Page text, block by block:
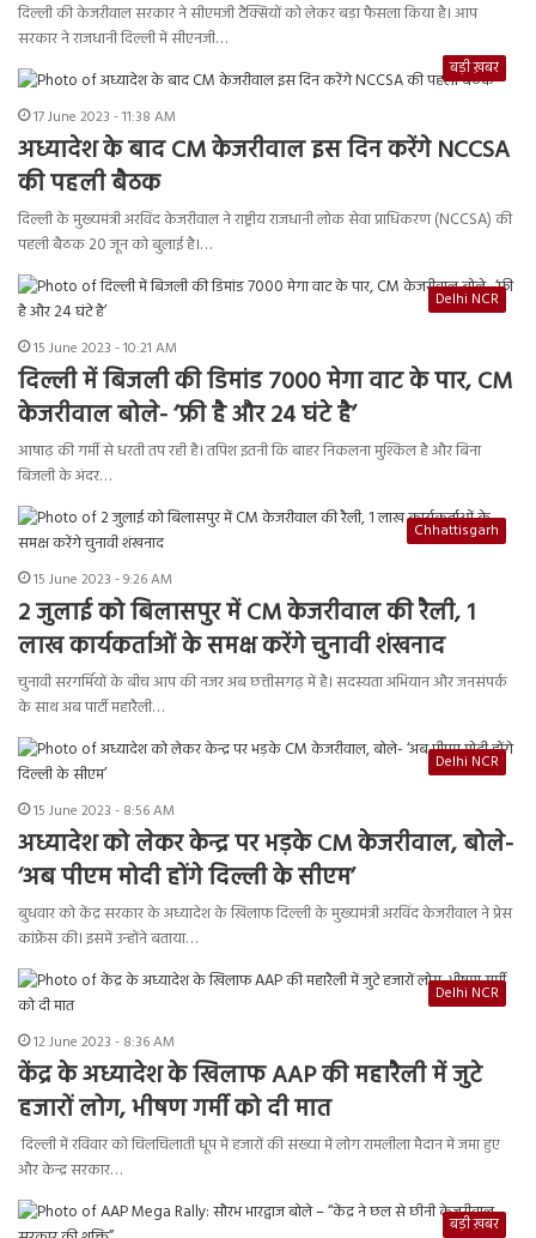
दिल्ली की केजरीवाल सरकार ने सीएमजी टैक्सियों को लेकर बड़ा फैसला किया है। आप
सरकार ने राजधानी दिल्ली में सीएनजी…
बड़ी ख़बर
17 June 2023 - 11:38 AM
अध्यादेश के बाद CM केजरीवाल इस दिन करेंगे NCCSA
की पहली बैठक
दिल्ली के मुख्यमंत्री अरविंद केजरीवाल ने राष्ट्रीय राजधानी लोक सेवा प्राधिकरण (NCCSA) की
पहली बैठक 20 जून को बुलाई है।…
Delhi NCR
15 June 2023 - 10:21 AM
दिल्ली में बिजली की डिमांड 7000 मेगा वाट के पार, CM
केजरीवाल बोले- ‘फ्री है और 24 घंटे है’
आषाढ़ की गर्मी से धरती तप रही है। तपिश इतनी कि बाहर निकलना मुश्किल है और बिना
बिजली के अंदर…
Chhattisgarh
15 June 2023 - 9:26 AM
2 जुलाई को बिलासपुर में CM केजरीवाल की रैली, 1
लाख कार्यकर्ताओं के समक्ष करेंगे चुनावी शंखनाद
चुनावी सरगर्मियों के बीच आप की नजर अब छत्तीसगढ़ में है। सदस्यता अभियान और जनसंपर्क
के साथ अब पार्टी महारैली…
Delhi NCR
15 June 2023 - 8:56 AM
अध्यादेश को लेकर केन्द्र पर भड़के CM केजरीवाल, बोले-
‘अब पीएम मोदी होंगे दिल्ली के सीएम’
बुधवार को केंद्र सरकार के अध्यादेश के खिलाफ दिल्ली के मुख्यमंत्री अरविंद केजरीवाल ने प्रेस
कांफ्रेंस की। इसमें उन्होंने बताया…
Delhi NCR
12 June 2023 - 8:36 AM
केंद्र के अध्यादेश के खिलाफ AAP की महारैली में जुटे
हजारों लोग, भीषण गर्मी को दी मात
दिल्ली में रविवार को चिलचिलाती धूप में हजारों की संख्या में लोग रामलीला मैदान में जमा हुए
और केन्द्र सरकार…
बड़ी ख़बर